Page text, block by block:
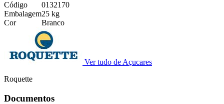
Código
0132170
Embalagem25 kg
Cor
Branco
Ver tudo de Açucares
Roquette
Documentos